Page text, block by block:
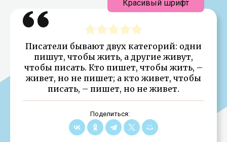
Писатели бывают двух категорий: одни
пишут, чтобы жить, а другие живут,
чтобы писать. Кто пишет, чтобы жить, –
живет, но не пишет; а кто живет, чтобы
писать, – пишет, но не живет.
Поделиться:
Красивый шрифт